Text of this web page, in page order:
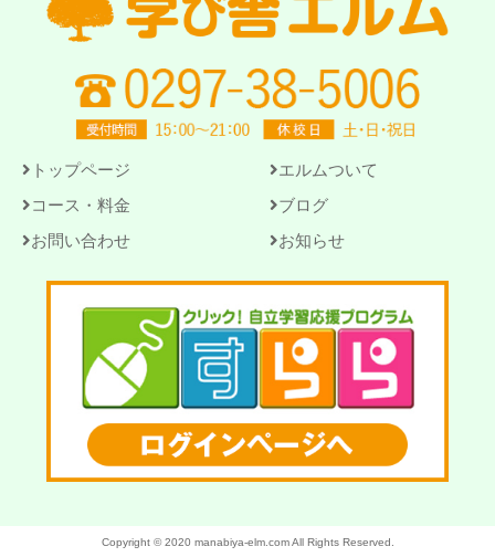
トップページ
コース・料金
お問い合わせ
エルムついて
ブログ
お知らせ
Copyright © 2020 manabiya-elm.com All Rights Reserved.